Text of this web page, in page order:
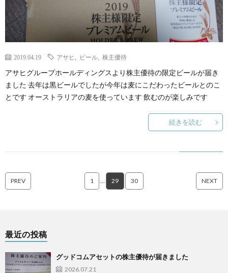
2019.04.19 アサヒ ビール 株主優待
アサヒグループホールディングスより株主優待の限定ビールが届き
ました 去年は黒ビールでしたが今年は麦にこだわったビールとのこ
とです オーストラリアの麦を使っています 飲むのが楽しみです
続きを読む
PREV 1 … 29 30 NEXT
最近の投稿
グッドコムアセットの株主優待が届きました
2026.07.21